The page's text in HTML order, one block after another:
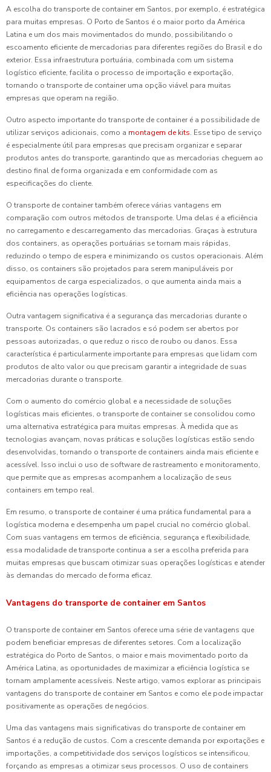
A escolha do transporte de container em Santos, por exemplo, é estratégica
para muitas empresas. O Porto de Santos é o maior porto da América
Latina e um dos mais movimentados do mundo, possibilitando o
escoamento eficiente de mercadorias para diferentes regiões do Brasil e do
exterior. Essa infraestrutura portuária, combinada com um sistema
logístico eficiente, facilita o processo de importação e exportação,
tornando o transporte de container uma opção viável para muitas
empresas que operam na região.
Outro aspecto importante do transporte de container é a possibilidade de
utilizar serviços adicionais, como a montagem de kits. Esse tipo de serviço
é especialmente útil para empresas que precisam organizar e separar
produtos antes do transporte, garantindo que as mercadorias cheguem ao
destino final de forma organizada e em conformidade com as
especificações do cliente.
O transporte de container também oferece várias vantagens em
comparação com outros métodos de transporte. Uma delas é a eficiência
no carregamento e descarregamento das mercadorias. Graças à estrutura
dos containers, as operações portuárias se tornam mais rápidas,
reduzindo o tempo de espera e minimizando os custos operacionais. Além
disso, os containers são projetados para serem manipuláveis por
equipamentos de carga especializados, o que aumenta ainda mais a
eficiência nas operações logísticas.
Outra vantagem significativa é a segurança das mercadorias durante o
transporte. Os containers são lacrados e só podem ser abertos por
pessoas autorizadas, o que reduz o risco de roubo ou danos. Essa
característica é particularmente importante para empresas que lidam com
produtos de alto valor ou que precisam garantir a integridade de suas
mercadorias durante o transporte.
Com o aumento do comércio global e a necessidade de soluções
logísticas mais eficientes, o transporte de container se consolidou como
uma alternativa estratégica para muitas empresas. À medida que as
tecnologias avançam, novas práticas e soluções logísticas estão sendo
desenvolvidas, tornando o transporte de containers ainda mais eficiente e
acessível. Isso inclui o uso de software de rastreamento e monitoramento,
que permite que as empresas acompanhem a localização de seus
containers em tempo real.
Em resumo, o transporte de container é uma prática fundamental para a
logística moderna e desempenha um papel crucial no comércio global.
Com suas vantagens em termos de eficiência, segurança e flexibilidade,
essa modalidade de transporte continua a ser a escolha preferida para
muitas empresas que buscam otimizar suas operações logísticas e atender
às demandas do mercado de forma eficaz.
Vantagens do transporte de container em Santos
O transporte de container em Santos oferece uma série de vantagens que
podem beneficiar empresas de diferentes setores. Com a localização
estratégica do Porto de Santos, o maior e mais movimentado porto da
América Latina, as oportunidades de maximizar a eficiência logística se
tornam amplamente acessíveis. Neste artigo, vamos explorar as principais
vantagens do transporte de container em Santos e como ele pode impactar
positivamente as operações de negócios.
Uma das vantagens mais significativas do transporte de container em
Santos é a redução de custos. Com a crescente demanda por exportações e
importações, a competitividade dos serviços logísticos se intensificou,
forçando as empresas a otimizar seus processos. O uso de containers